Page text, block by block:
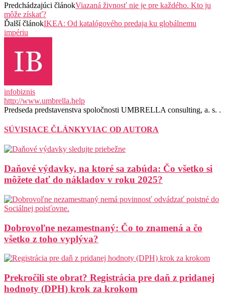
Predchádzajúci článokViazaná živnosť nie je pre každého. Kto ju
môže získať?
Ďalší článokIKEA: Od katalógového predaja ku globálnemu
impériu
infobiznis
http://www.umbrella.help
Predseda predstavenstva spoločnosti UMBRELLA consulting, a. s. .
SÚVISIACE ČLÁNKYVIAC OD AUTORA
Daňové výdavky, na ktoré sa zabúda: Čo všetko si
môžete dať do nákladov v roku 2025?
Dobrovoľne nezamestnaný: Čo to znamená a čo
všetko z toho vyplýva?
Prekročili ste obrat? Registrácia pre daň z pridanej
hodnoty (DPH) krok za krokom